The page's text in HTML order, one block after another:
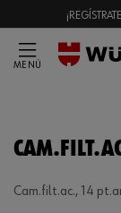
MENÚ
Cam.filt.ac., 14